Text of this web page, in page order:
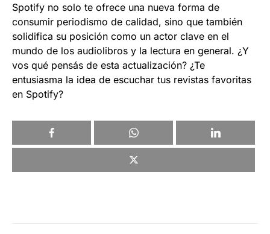
Spotify no solo te ofrece una nueva forma de
consumir periodismo de calidad, sino que también
solidifica su posición como un actor clave en el
mundo de los audiolibros y la lectura en general. ¿Y
vos qué pensás de esta actualización? ¿Te
entusiasma la idea de escuchar tus revistas favoritas
en Spotify?